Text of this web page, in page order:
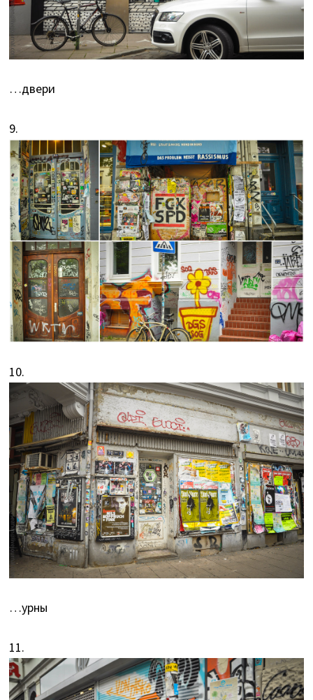
…двери
9.
10.
…урны
11.